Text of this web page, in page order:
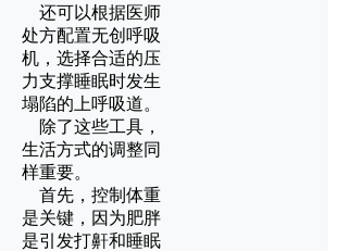
还可以根据医师
处方配置无创呼吸
机，选择合适的压
力支撑睡眠时发生
塌陷的上呼吸道。
除了这些工具，
生活方式的调整同
样重要。
首先，控制体重
是关键，因为肥胖
是引发打鼾和睡眠